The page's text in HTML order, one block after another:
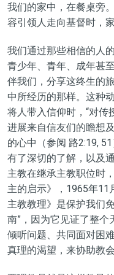
我们的家中，在餐桌旁
容引领人走向基督时，
我们通过那些相信的人
青少年、青年、成年甚
伴我们，分享这终生的
中所经历的那样。这种
将人带入信仰时， “对传
进展来自信友们的瞻想
的心中 （参阅 路2:19,
有了深切的了解，以及
主教在继承主教职位时
主的启示》，1965年11
主教教理》是保护我们
南”，因为它见证了整个
倾听问题、共同面对困
真理的渴望，来协助教